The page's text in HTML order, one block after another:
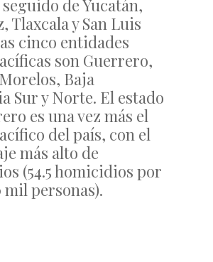
de Yucatán,
Tlaxcala y San Luis
cinco entidades
son Guerrero,
Baja
Sur y Norte. El estado
es una vez más el
del país, con el
más alto de
(54.5 homicidios por
mil personas).